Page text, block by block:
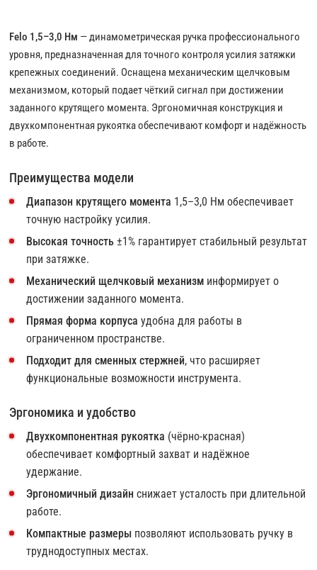
Felo 1,5–3,0 Нм — динамометрическая ручка профессионального
уровня, предназначенная для точного контроля усилия затяжки
крепежных соединений. Оснащена механическим щелчковым
механизмом, который подает чёткий сигнал при достижении
заданного крутящего момента. Эргономичная конструкция и
двухкомпонентная рукоятка обеспечивают комфорт и надёжность
в работе.
Преимущества модели
Диапазон крутящего момента 1,5–3,0 Нм обеспечивает
точную настройку усилия.
Высокая точность ±1% гарантирует стабильный результат
при затяжке.
Механический щелчковый механизм информирует о
достижении заданного момента.
Прямая форма корпуса удобна для работы в
ограниченном пространстве.
Подходит для сменных стержней, что расширяет
функциональные возможности инструмента.
Эргономика и удобство
Двухкомпонентная рукоятка (чёрно-красная)
обеспечивает комфортный захват и надёжное
удержание.
Эргономичный дизайн снижает усталость при длительной
работе.
Компактные размеры позволяют использовать ручку в
труднодоступных местах.